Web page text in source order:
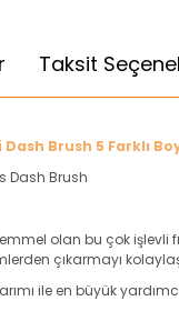
Taksit
Dash Brush 5 Farklı
Dash Brush
olan bu çok işlevli
çıkarmayı
ile en büyük